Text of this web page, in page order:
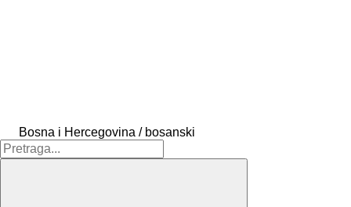
Bosna i Hercegovina / bosanski